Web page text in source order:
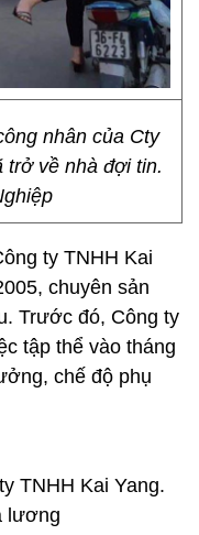
nhân của Cty
trở về nhà đợi tin.
ty TNHH Kai
chuyên sản
Trước đó, Công ty
tập thể vào tháng
chế độ phụ
TNHH Kai Yang.
lương